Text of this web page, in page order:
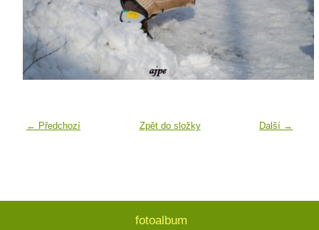
← Předchozí Další →
Zpět do složky
fotoalbum